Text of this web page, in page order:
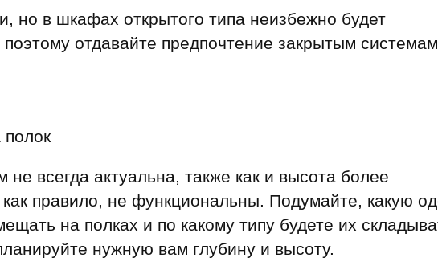
но в шкафах открытого типа неизбежно будет
поэтому отдавайте предпочтение закрытым
не всегда актуальна, также как и высота более
правило, не функциональны. Подумайте, какую
на полках и по какому типу будете их
нужную вам глубину и высоту.